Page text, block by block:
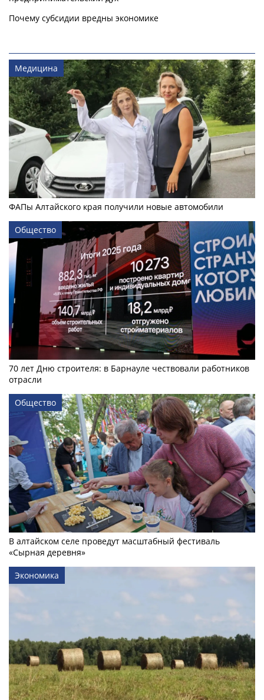
Почему субсидии вредны экономике
Медицина
ФАПы Алтайского края получили новые автомобили
Общество
70 лет Дню строителя: в Барнауле чествовали работников
отрасли
Общество
В алтайском селе проведут масштабный фестиваль
«Сырная деревня»
Экономика